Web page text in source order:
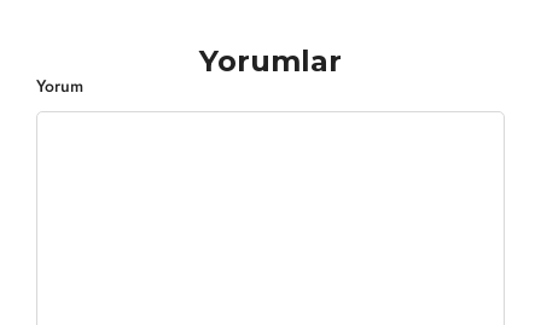
Yorumlar
Yorum